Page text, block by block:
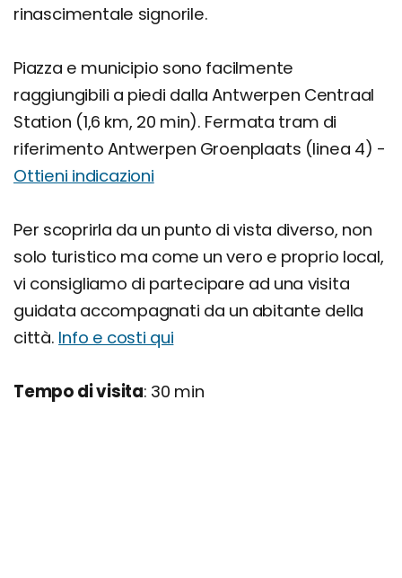
rinascimentale signorile.
Piazza e municipio sono facilmente
raggiungibili a piedi dalla Antwerpen Centraal
Station (1,6 km, 20 min). Fermata tram di
riferimento Antwerpen Groenplaats (linea 4) -
Ottieni indicazioni
Per scoprirla da un punto di vista diverso, non
solo turistico ma come un vero e proprio local,
vi consigliamo di partecipare ad una visita
guidata accompagnati da un abitante della
città. Info e costi qui
Tempo di visita: 30 min